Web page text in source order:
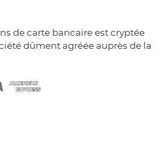
de carte bancaire est cryptée
dûment agréée auprès de la